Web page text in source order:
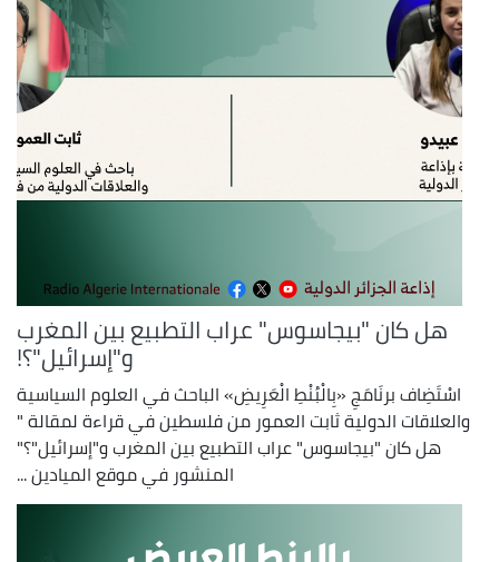
هل كان "بيجاسوس" عراب التطبيع بين المغرب
و"إسرائيل"؟!
اسْتَضِاف برنَامَجِ «بِالْبُنْطِ الْعَرِيضِ» الباحث في العلوم السياسية
والعلاقات الدولية ثابت العمور من فلسطين في قراءة لمقالة "
هل كان "بيجاسوس" عراب التطبيع بين المغرب و"إسرائيل"؟"
المنشور في موقع الميادين ...